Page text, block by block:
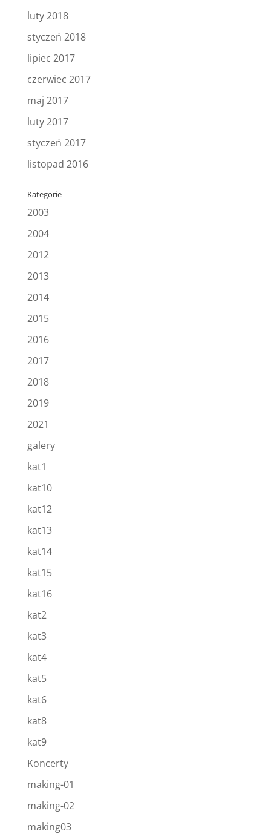
luty 2018
styczeń 2018
lipiec 2017
czerwiec 2017
maj 2017
luty 2017
styczeń 2017
listopad 2016
Kategorie
2003
2004
2012
2013
2014
2015
2016
2017
2018
2019
2021
galery
kat1
kat10
kat12
kat13
kat14
kat15
kat16
kat2
kat3
kat4
kat5
kat6
kat8
kat9
Koncerty
making-01
making-02
making03